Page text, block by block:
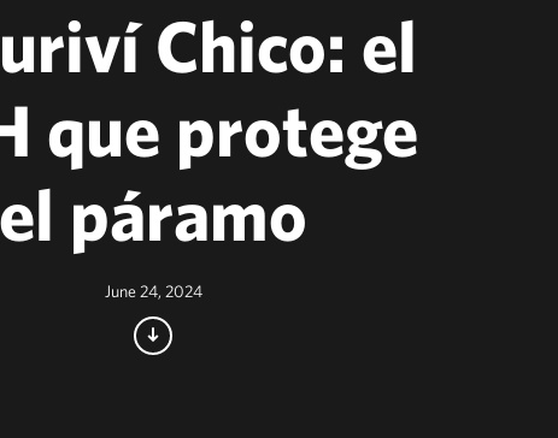
Chico: el
que protege
el páramo
June 24, 2024